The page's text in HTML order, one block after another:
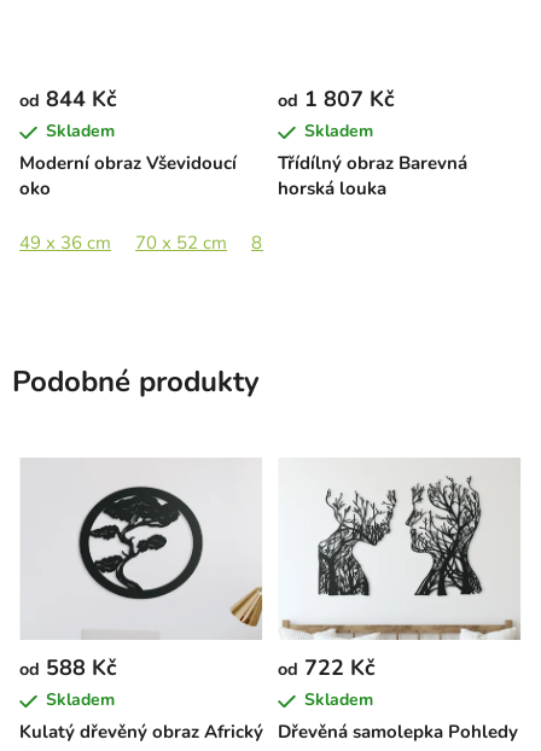
Moderní obraz Vševidoucí
oko
od 844 Kč
Skladem
49 x 36 cm 70 x 52 cm 89 x 66 cm
Třídílný obraz Barevná
horská louka
od 1 807 Kč
Skladem
Podobné produkty
Kulatý dřevěný obraz Africký
od 588 Kč
Skladem
Dřevěná samolepka Pohledy
od 722 Kč
Skladem